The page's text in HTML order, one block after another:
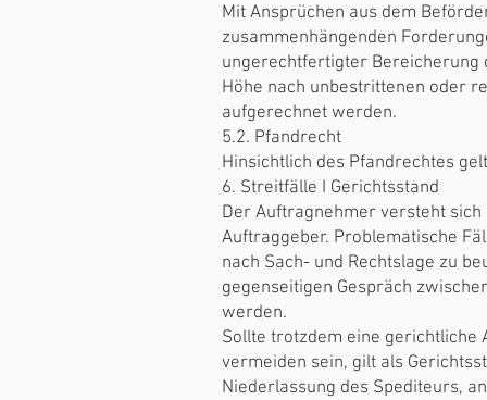
Mit Ansprüchen aus dem
zusammenhängenden
ungerechtfertigter Bereicherung
Höhe nach unbestrittenen oder
aufgerechnet werden.
5.2. Pfandrecht
Hinsichtlich des Pfandrechtes
6. Streitfälle I Gerichtsstand
Der Auftragnehmer versteht
Auftraggeber. Problematische
nach Sach- und Rechtslage zu
gegenseitigen Gespräch
werden.
Sollte trotzdem eine gerichtliche
vermeiden sein, gilt als
Niederlassung des Spediteurs,